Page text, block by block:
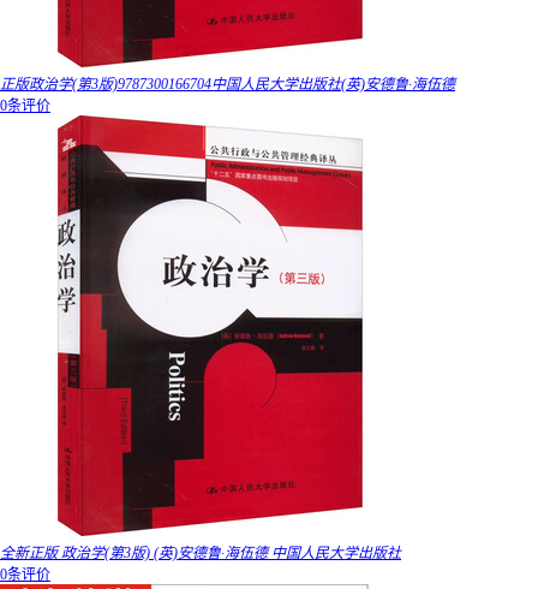
正版政治学(第3版)9787300166704中国人民大学出版社(英)安德鲁·海伍德
0条评价
全新正版 政治学(第3版) (英)安德鲁·海伍德 中国人民大学出版社
0条评价